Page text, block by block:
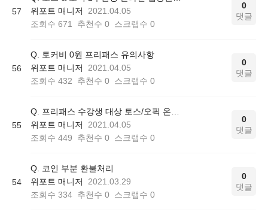
57
위포트 매니저
2021.04.05
조회수 671 추천수 0 스크랩수 0
0
댓글
56
Q. 토커비 0원 프리패스 유의사항
위포트 매니저
2021.04.05
조회수 432 추천수 0 스크랩수 0
0
댓글
55
위포트 매니저
2021.04.05
조회수 449 추천수 0 스크랩수 0
0
댓글
54
Q. 코인 부분 환불처리
위포트 매니저
2021.03.29
조회수 334 추천수 0 스크랩수 0
0
댓글